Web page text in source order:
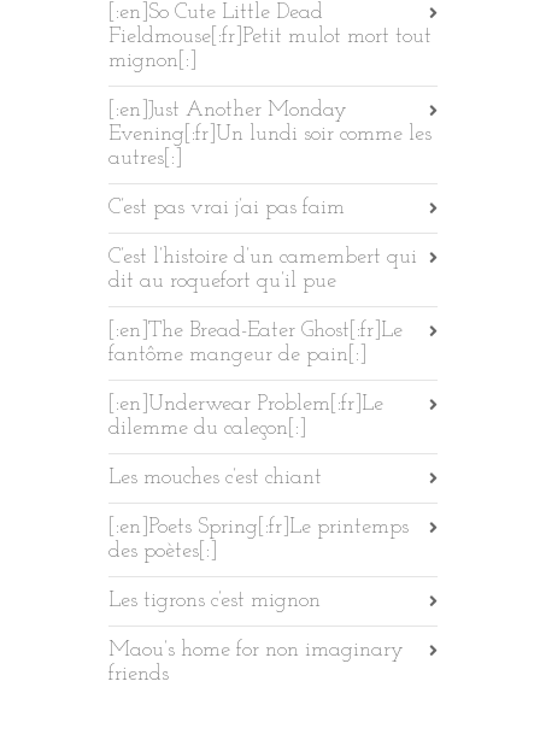
[:en]So Cute Little Dead
Fieldmouse[:fr]Petit mulot mort tout
mignon[:]
[:en]Just Another Monday
Evening[:fr]Un lundi soir comme les
autres[:]
C’est pas vrai j’ai pas faim
C’est l’histoire d’un camembert qui
dit au roquefort qu’il pue
[:en]The Bread-Eater Ghost[:fr]Le
fantôme mangeur de pain[:]
[:en]Underwear Problem[:fr]Le
dilemme du caleçon[:]
Les mouches c’est chiant
[:en]Poets Spring[:fr]Le printemps
des poètes[:]
Les tigrons c’est mignon
Maou’s home for non imaginary
friends